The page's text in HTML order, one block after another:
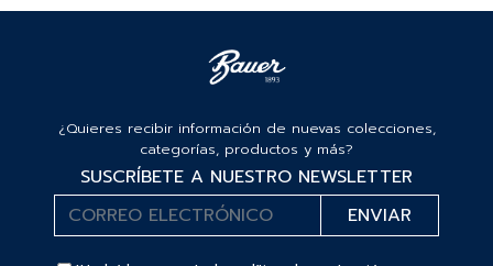
¿Quieres recibir información de nuevas colecciones,
categorías, productos y más?
SUSCRÍBETE A NUESTRO NEWSLETTER